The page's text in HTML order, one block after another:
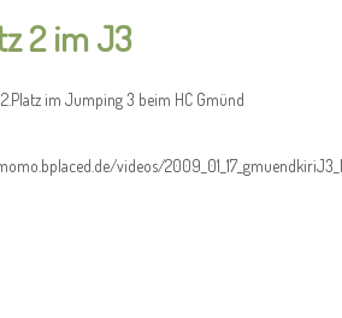
2 im J3
im Jumping 3 beim HC Gmünd
videos/